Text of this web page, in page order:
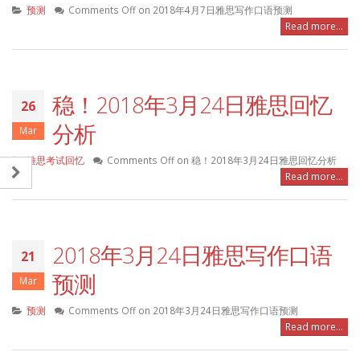
预测 Comments Offon 2018年4月7日雅思写作口语预测
Read more...
26
Mar
稳！2018年3月24日雅思回忆
分析
雅思考试回忆 Comments Offon 稳！2018年3月24日雅思回忆分析
Read more...
21
Mar
2018年3月24日雅思写作口语
预测
预测 Comments Offon 2018年3月24日雅思写作口语预测
Read more...